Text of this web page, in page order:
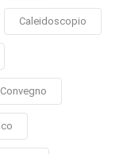
Caleidoscopio
Convegno